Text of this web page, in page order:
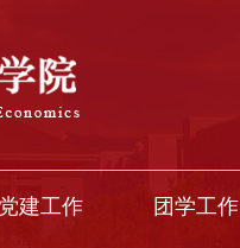
党建工作 团学工作